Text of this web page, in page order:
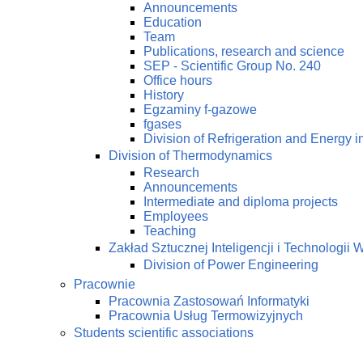
Announcements
Education
Team
Publications, research and science
SEP - Scientific Group No. 240
Office hours
History
Egzaminy f-gazowe
fgases
Division of Refrigeration and Energy
Division of Thermodynamics
Research
Announcements
Intermediate and diploma projects
Employees
Teaching
Zakład Sztucznej Inteligencji i Technologii
Division of Power Engineering
Pracownie
Pracownia Zastosowań Informatyki
Pracownia Usług Termowizyjnych
Students scientific associations